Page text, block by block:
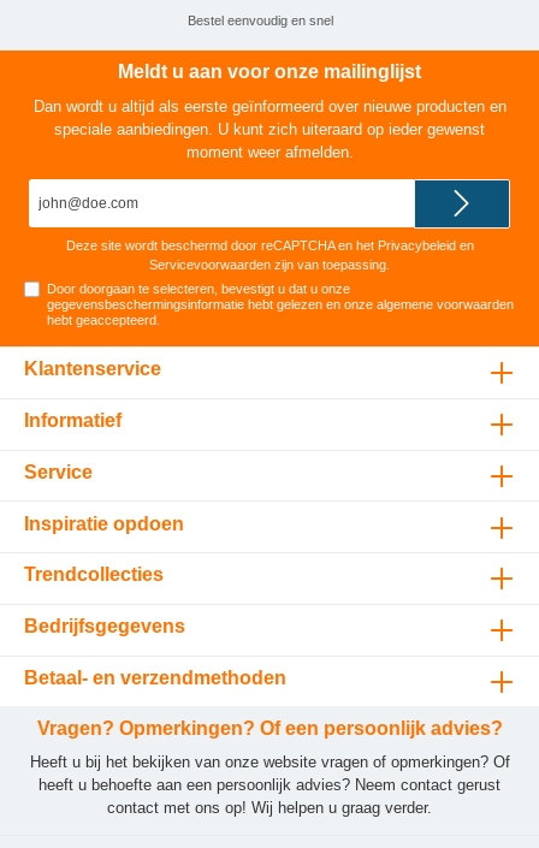
Bestel eenvoudig en snel
Meldt u aan voor onze mailinglijst
Dan wordt u altijd als eerste geïnformeerd over nieuwe producten en
speciale aanbiedingen. U kunt zich uiteraard op ieder gewenst
moment weer afmelden.
Deze site wordt beschermd door reCAPTCHA en het Privacybeleiden
Servicevoorwaarden zijn van toepassing.
Door doorgaan te selecteren, bevestigt u dat u onze
gegevensbeschermingsinformatie hebt gelezen en onzealgemene voorwaarden
hebt geaccepteerd
Klantenservice
Informatief
Service
Inspiratie opdoen
Trendcollecties
Bedrijfsgegevens
Betaal- en verzendmethoden
Vragen? Opmerkingen? Of een persoonlijk advies?
Heeft u bij het bekijken van onze website vragen of opmerkingen? Of
heeft u behoefte aan een persoonlijk advies? Neem contact gerust
contact met ons op! Wij helpen u graag verder.